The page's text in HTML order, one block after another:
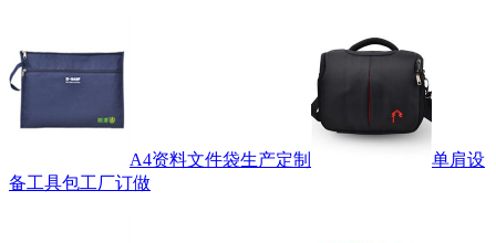
A4资料文件袋生产定制
单肩设
备工具包工厂订做